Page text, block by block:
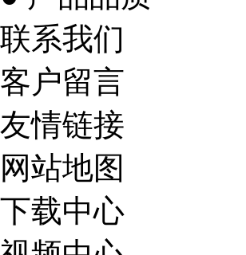
联系我们
客户留言
友情链接
网站地图
下载中心